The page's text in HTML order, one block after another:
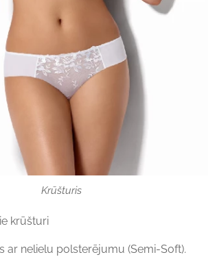
Krūšturis
krūšturi
ar nelielu polsterējumu (Semi-Soft).